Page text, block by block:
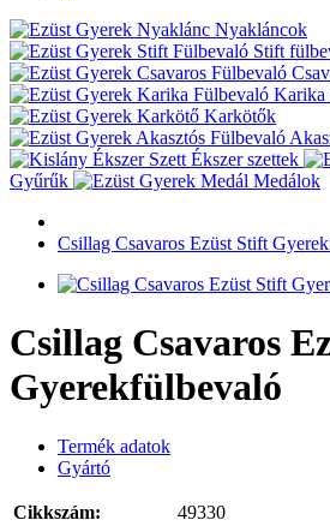
Nyakláncok
Stift
Karika
Karkötők
Ékszer szettek
Gyűrűk
Medálok
Csillag Csavaros Ezüst Stift
Csillag Csavaros
Gyerekfülbevaló
Termék adatok
Gyártó
Cikkszám:
49330